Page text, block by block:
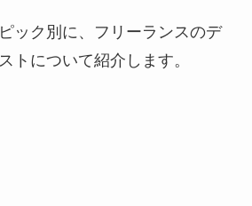
ック別に、フリーランスのデ
トについて紹介します。